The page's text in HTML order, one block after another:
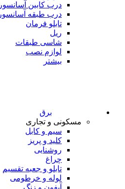
درب کابین آسانسور
درب طبقه آسانسور
تابلو فرمان
ریل
شاسی طبقات
لوازم نصب
بیشتر
برق
مسکونی و تجاری
سیم و کابل
کلید و پریز
روشنایی
چراغ
تابلو و جعبه تقسیم
لوله و خرطومی
آیفون و زنگ